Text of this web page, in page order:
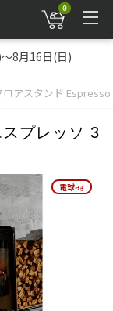
0
8月16日(日)
ロアスタンド
プレッソ 3
電球付き
電球付き